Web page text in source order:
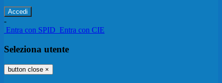
-
Entra con SPID Entra con CIE
Seleziona utente
button close ×